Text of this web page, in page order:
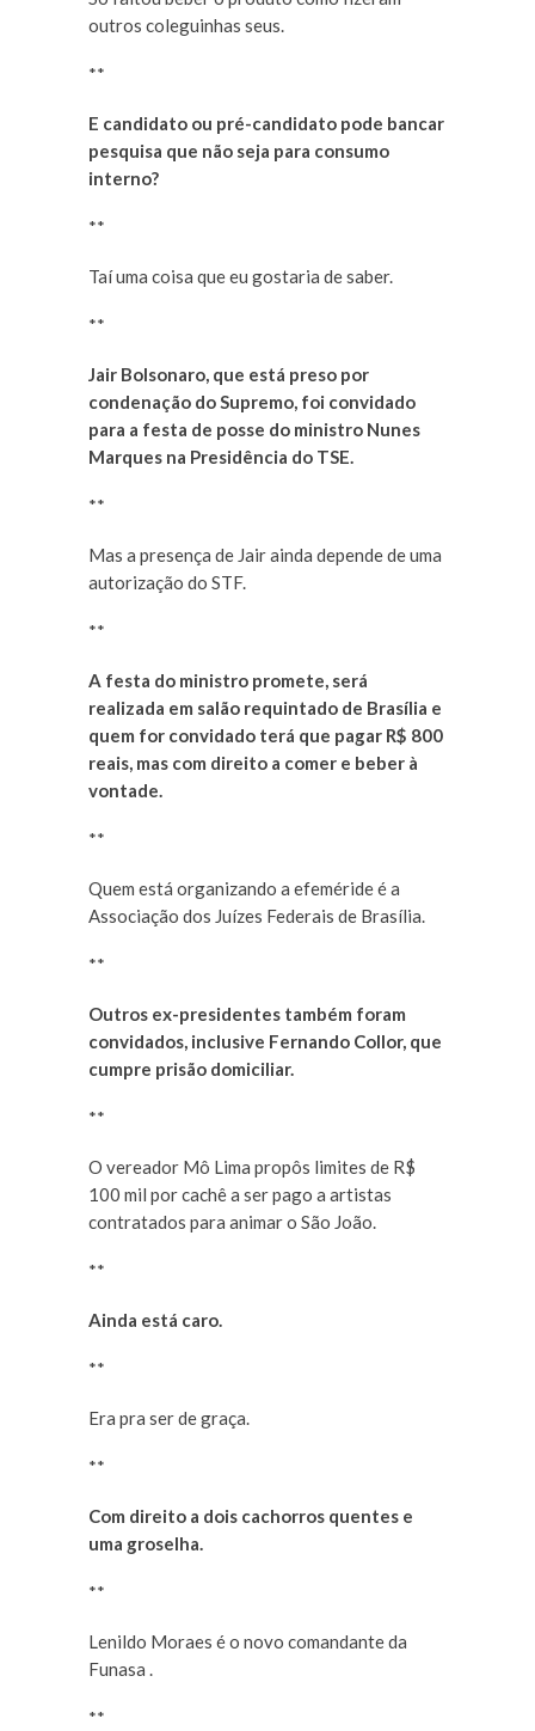
outros coleguinhas seus.
**
E candidato ou pré-candidato pode bancar
pesquisa que não seja para consumo
interno?
**
Taí uma coisa que eu gostaria de saber.
**
Jair Bolsonaro, que está preso por
condenação do Supremo, foi convidado
para a festa de posse do ministro Nunes
Marques na Presidência do TSE.
**
Mas a presença de Jair ainda depende de uma
autorização do STF.
**
A festa do ministro promete, será
realizada em salão requintado de Brasília e
quem for convidado terá que pagar R$ 800
reais, mas com direito a comer e beber à
vontade.
**
Quem está organizando a efeméride é a
Associação dos Juízes Federais de Brasília.
**
Outros ex-presidentes também foram
convidados, inclusive Fernando Collor, que
cumpre prisão domiciliar.
**
O vereador Mô Lima propôs limites de R$
100 mil por cachê a ser pago a artistas
contratados para animar o São João.
**
Ainda está caro.
**
Era pra ser de graça.
**
Com direito a dois cachorros quentes e
uma groselha.
**
Lenildo Moraes é o novo comandante da
Funasa .
**